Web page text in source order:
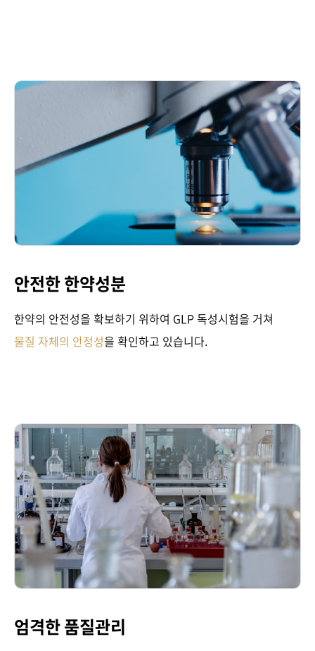
안전한 한약성분
한약의 안전성을 확보하기 위하여 GLP 독성시험을 거쳐
물질 자체의 안정성을 확인하고 있습니다.
엄격한 품질관리